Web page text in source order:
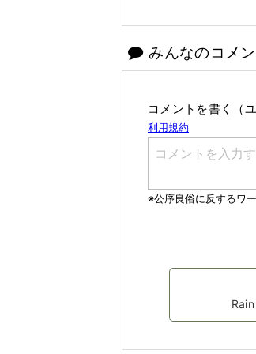
みんなのコメ
コメントを書く（